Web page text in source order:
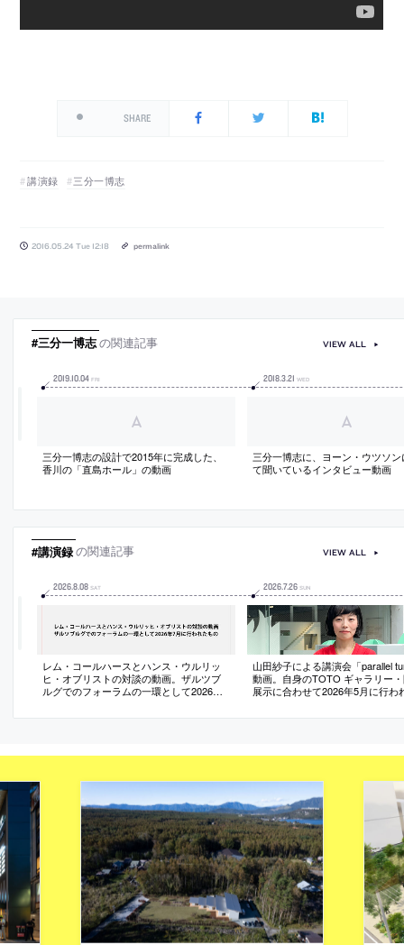
SHARE
講演録 三分一博志
2016.05.24 Tue 12:18 permalink
#三分一博志の関連記事
2019.10.04 FRI
三分一博志の設計で2015年に完成した、
香川の「直島ホール」の動画
2018.3.21 WED
三分一博志に、ヨーン・ウツソン
て聞いているインタビュー動画
VIEW ALL
#講演録の関連記事
2026.8.08 SAT
レム・コールハースとハンス・ウルリッ
ヒ・オブリストの対談の動画。ザルツブ
ルグでのフォーラムの一環として2026年7
2026.7.26 SUN
山田紗子による講演会「parallel
動画。自身のTOTO ギャラリー
展示に合わせて2026年5月に行わ
VIEW ALL